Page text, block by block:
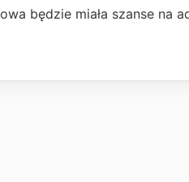
będzie miała szanse na